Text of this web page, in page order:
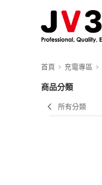
首頁 充電專區
商品分類
所有分類